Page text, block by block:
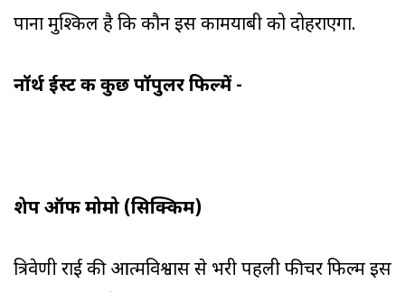
पाना मुश्किल है कि कौन इस कामयाबी को दोहराएगा.
नॉर्थ ईस्ट की कुछ पॉपुलर फिल्में -
शेप ऑफ मोमो (सिक्किम)
त्रिवेणी राई की आत्मविश्वास से भरी पहली फीचर फिल्म इस